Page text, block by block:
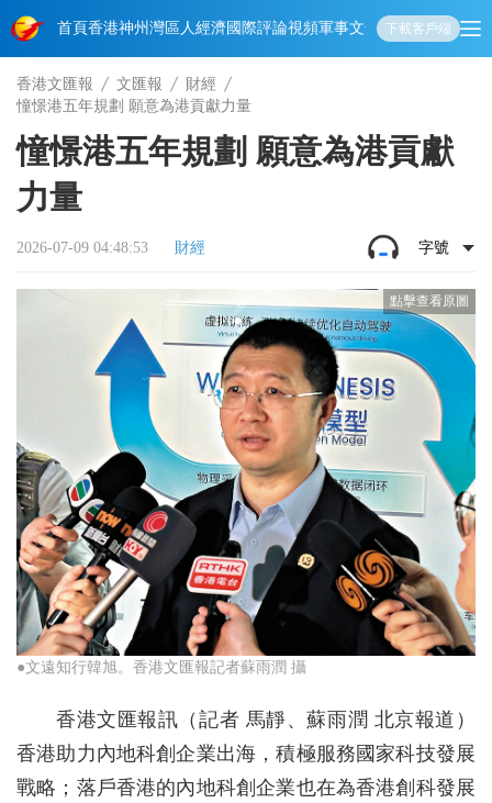
首頁香港神州 灣區人經濟國際評論視頻軍事文化 娛樂生活教育體
下載客戶端
香港文匯報 文匯報
財經
憧憬港五年規劃 願意為港貢獻力量
憧憬港五年規劃 願意為港貢獻
力量
2026-07-09 04:48:53 財經 字號
●文遠知行韓旭。香港文匯報記者蘇雨潤 攝
香港文匯報訊（記者 馬靜、蘇雨潤 北京報道）
香港助力內地科創企業出海，積極服務國家科技發展
戰略；落戶香港的內地科創企業也在為香港創科發展